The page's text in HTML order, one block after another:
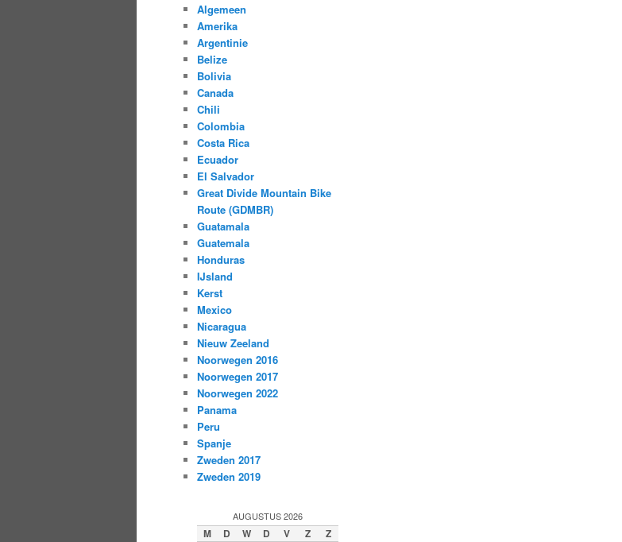
Algemeen
Amerika
Argentinie
Belize
Bolivia
Canada
Chili
Colombia
Costa Rica
Ecuador
El Salvador
Great Divide Mountain Bike
Route (GDMBR)
Guatamala
Guatemala
Honduras
IJsland
Kerst
Mexico
Nicaragua
Nieuw Zeeland
Noorwegen 2016
Noorwegen 2017
Noorwegen 2022
Panama
Peru
Spanje
Zweden 2017
Zweden 2019
AUGUSTUS 2026
M D W D V Z Z